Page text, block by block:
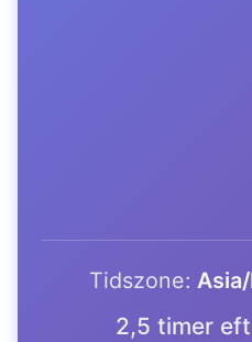
Tidszone:
2,5 timer